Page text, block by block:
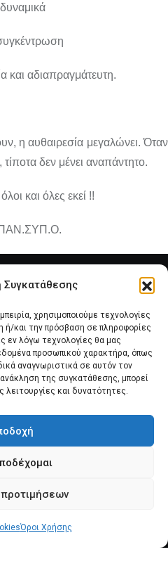
Συγκατάθεσης
χρησιμοποιούμε τεχνολογίες
ή/και την πρόσβαση σε πληροφορίες
εν λόγω τεχνολογίες θα μας
προσωπικού χαρακτήρα, όπως
αναγνωριστικά σε αυτόν τον
της συγκατάθεσης, μπορεί
λειτουργίες και δυνατότητες.
Όροι Χρήσης
και αδιαπραγμάτευτη.
η αυθαιρεσία μεγαλώνει. Όταν
τίποτα δεν μένει αναπάντητο.
και όλες εκεί !!
ΠΑΝ.ΣΥΠ.Ο.
Θέματα e-Magazino
Cookies (ΕΕ)